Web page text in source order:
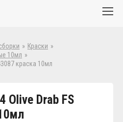
» Краски »
10мл »
краска 10мл
Olive Drab FS